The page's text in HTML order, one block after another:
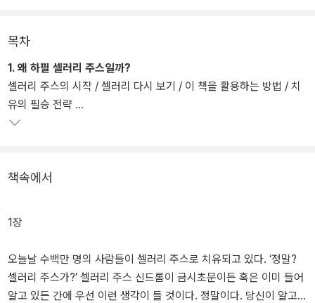
세히 설명하며, 셀러리 주스를 마실 강력한 이유를 제공한다.
그리고 3장 ‘증상과 질환으로부터 벗어나기’에서는 특히 자가면역 질
환으로 알려진 수많은 질병들, 암이나 당뇨, 고혈압, 피부 질환, 갑상
선 질환, 신경 증상, 중독, 기억력 이상, 피로감, 관절염, 안과 질환, 체
중 증가와 감소, 설사와 변비 등 수많은 건강 문제의 진짜 원인이 무엇
만들고, 얼마만큼, 언제 마셔야 하는지 구체적으로 안내하며, 5장과
주스를 마실 때 일어날 수 있는 치유 반응, 치유 효과를 극대화할 수
있는 방법 등을 다룬다. 7장에는 ‘셀러리 주스에 대한 소문과 걱정, 잘
못된 정보들’을 한데 모았다. 특히 셀러리 주스 운동에 회의적이나 미
목차
1. 왜 하필 셀러리 주스일까?
셀러리 주스의 시작 / 셀러리 다시 보기 / 이 책을 활용하는 방법 / 치
유의 필승 전략
책속에서
1장
오늘날 수백만 명의 사람들이 셀러리 주스로 치유되고 있다. ‘정말?
셀러리 주스가?’ 셀러리 주스 신드롬이 금시초문이든 혹은 이미 들어
알고 있든 간에 우선 이런 생각이 들 것이다. 정말이다. 당신이 알고